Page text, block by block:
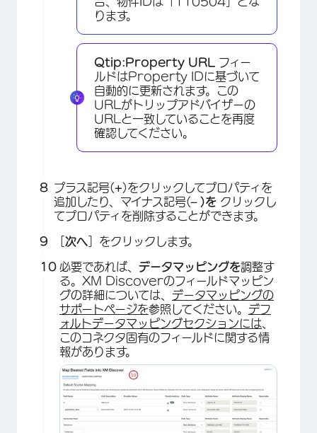
ります。
Qtip:Property URL フィー
ルドはProperty IDに基づいて
自動的に更新されます。この
URLがトリップアドバイザーの
URLと一致していることを再度
確認してください。
プラス記号(+)をクリックしてプロパティを
追加したり、マイナス記号(– )を クリックし
てプロパティを削除することができます。
次へ ］をクリックします。
必要であれば、 データマッピングを調整す
る。XM Discoverのフィールドマッピン
グの詳細については、 データマッピングの
サポートページを参照してください。 デフ
ォルトデータマッピングセクションには、
このコネクタ固有のフィールドに関する情
報があります。